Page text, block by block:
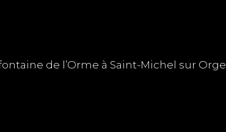
de l’Orme à Saint-Michel sur Orge